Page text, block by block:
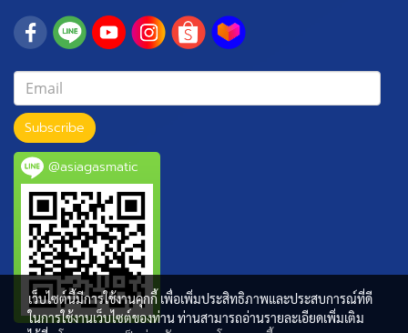
Subscribe
@asiagasmatic
เว็บไซต์นี้มีการใช้งานคุกกี้ เพื่อเพิ่มประสิทธิภาพและประสบการณ์ที่ดี
ในการใช้งานเว็บไซต์ของท่าน ท่านสามารถอ่านรายละเอียดเพิ่มเติม